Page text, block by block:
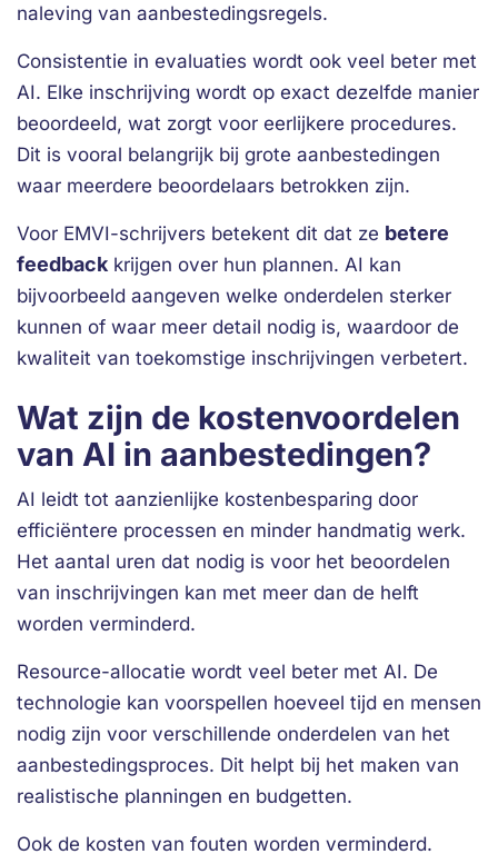
naleving van aanbestedingsregels.
Consistentie in evaluaties wordt ook veel beter met
AI. Elke inschrijving wordt op exact dezelfde manier
beoordeeld, wat zorgt voor eerlijkere procedures.
Dit is vooral belangrijk bij grote aanbestedingen
waar meerdere beoordelaars betrokken zijn.
Voor EMVI-schrijvers betekent dit dat ze betere
feedback krijgen over hun plannen. AI kan
bijvoorbeeld aangeven welke onderdelen sterker
kunnen of waar meer detail nodig is, waardoor de
kwaliteit van toekomstige inschrijvingen verbetert.
Wat zijn de kostenvoordelen
van AI in aanbestedingen?
AI leidt tot aanzienlijke kostenbesparing door
efficiëntere processen en minder handmatig werk.
Het aantal uren dat nodig is voor het beoordelen
van inschrijvingen kan met meer dan de helft
worden verminderd.
Resource-allocatie wordt veel beter met AI. De
technologie kan voorspellen hoeveel tijd en mensen
nodig zijn voor verschillende onderdelen van het
aanbestedingsproces. Dit helpt bij het maken van
realistische planningen en budgetten.
Ook de kosten van fouten worden verminderd.